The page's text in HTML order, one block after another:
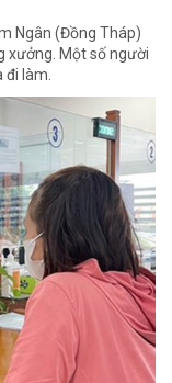
Ngân (Đồng Tháp)
xưởng. Một số người
làm.